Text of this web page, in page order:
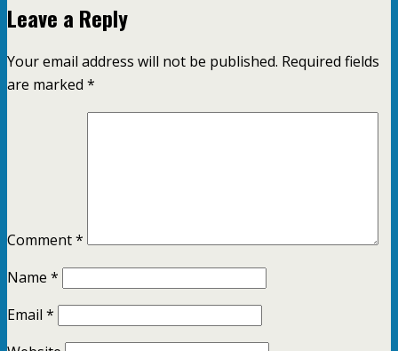
Leave a Reply
Your email address will not be published. Required fields
are marked *
Comment*
Name *
Email *